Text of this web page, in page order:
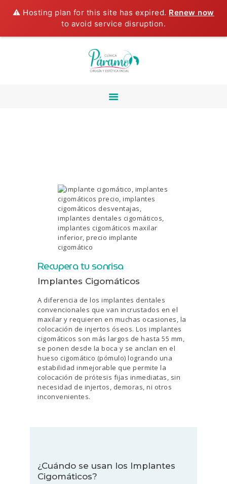
⚠️ Hosting plan for this site has expired. Renew now
to avoid service disruption.
INICIO
NOSOTROS
CIRUGÍA
MAXILOFACIAL
CIRUGÍA ORAL
BLOG
CONTÁCTANOS
Recupera tu sonrisa
Implantes Cigomáticos
A diferencia de los implantes dentales
convencionales que van incrustados en el
maxilar y requieren en muchas ocasiones, la
colocación de injertos óseos. Los implantes
cigomáticos son más largos de hasta 55 mm,
se ponen desde la boca y se anclan en el
hueso cigomático (pómulo) logrando una
estabilidad inmejorable que permite la
colocación de prótesis fijas inmediatas, sin
necesidad de injertos, demoras, ni otros
inconvenientes.
¿Cuándo se usan los Implantes
Cigomáticos?